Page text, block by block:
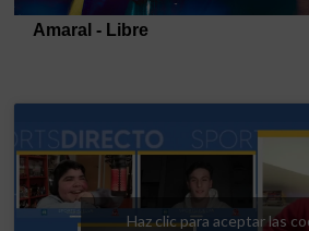
Haz clic para aceptar las